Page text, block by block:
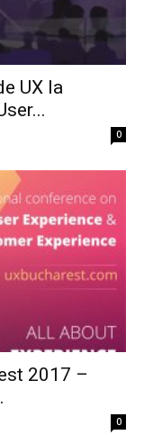
UX la
0
2017 –
0